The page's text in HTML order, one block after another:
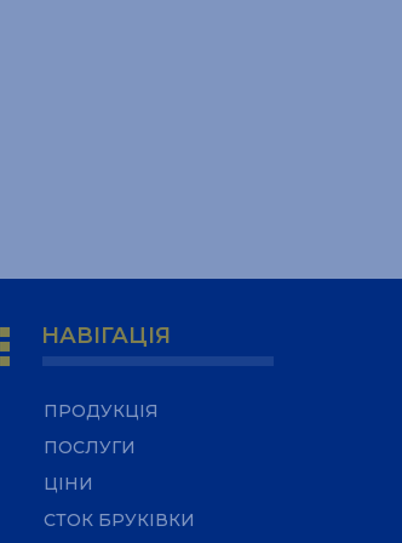
НАВІГАЦІЯ
ПРОДУКЦІЯ
ПОСЛУГИ
ЦІНИ
СТОК БРУКІВКИ